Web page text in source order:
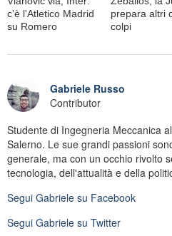
c'è l'Atletico Madrid
su Romero
prepara altri
colpi
Gabriele Russo
Contributor
Studente di Ingegneria Meccanica
Salerno. Le sue grandi passioni
generale, ma con un occhio rivolto
tecnologia, dell'attualità e della
Segui Gabriele su Facebook
Segui Gabriele su Twitter